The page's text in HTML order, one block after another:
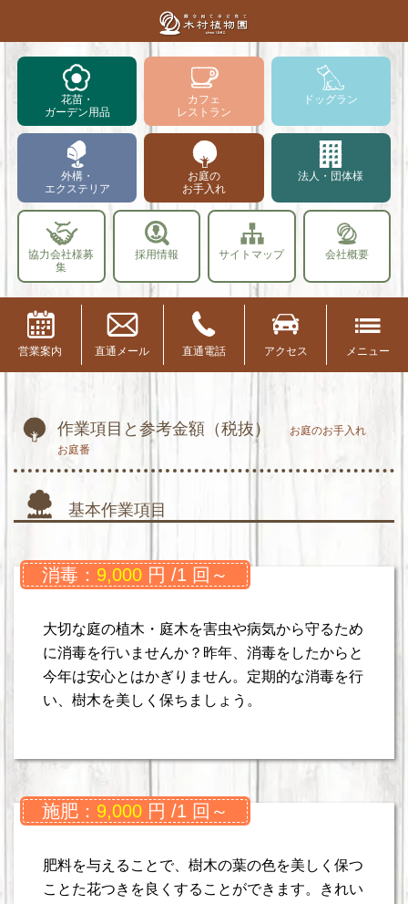
花苗・
ガーデン用品
カフェ
レストラン
ドッグラン
外構・
エクステリア
お庭の
お手入れ
法人・団体様
協力会社様募
集
採用情報 サイトマップ 会社概要
営業案内 直通メール 直通電話 アクセス メニュー
作業項目と参考金額（税抜）
お庭のお手入れ
お庭番
基本作業項目
消毒： 9,000 円 /1 回～
大切な庭の植木・庭木を害虫や病気から守るため
に消毒を行いませんか？昨年、消毒をしたからと
今年は安心とはかぎりません。定期的な消毒を行
い、樹木を美しく保ちましょう。
施肥： 9,000 円 /1 回～
肥料を与えることで、樹木の葉の色を美しく保つ
ことた花つきを良くすることができます。きれい